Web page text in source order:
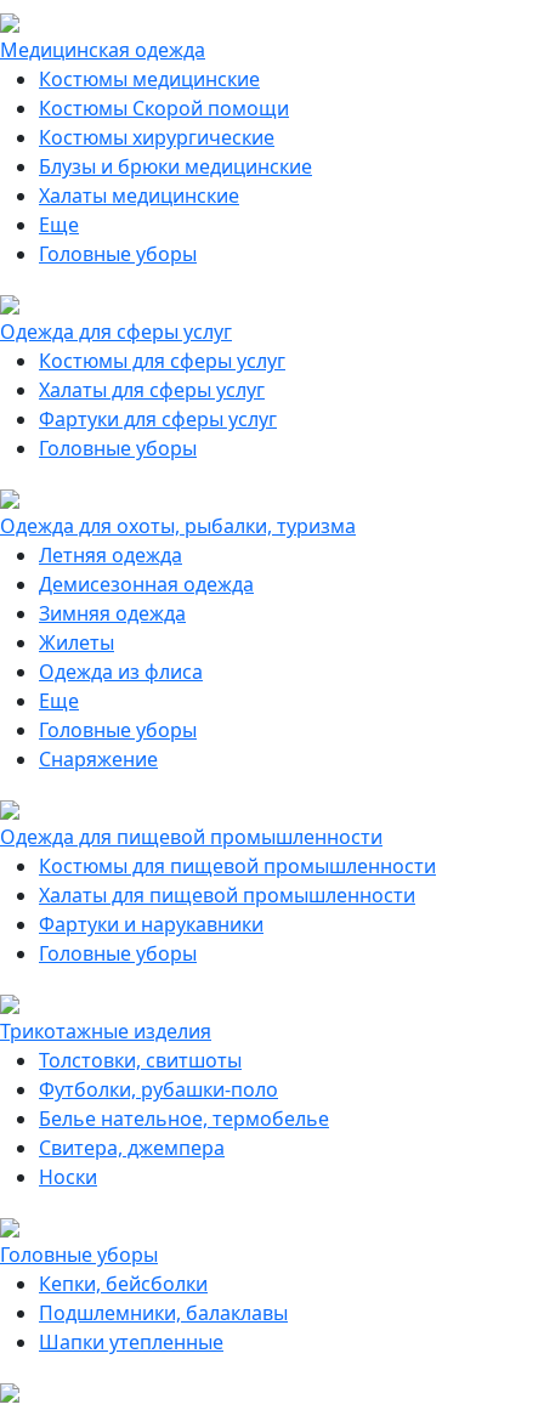
Медицинская одежда
Костюмы медицинские
Костюмы Скорой помощи
Костюмы хирургические
Блузы и брюки медицинские
Халаты медицинские
Еще
Головные уборы
Одежда для сферы услуг
Костюмы для сферы услуг
Халаты для сферы услуг
Фартуки для сферы услуг
Головные уборы
Одежда для охоты, рыбалки, туризма
Летняя одежда
Демисезонная одежда
Зимняя одежда
Жилеты
Одежда из флиса
Еще
Головные уборы
Снаряжение
Одежда для пищевой промышленности
Костюмы для пищевой промышленности
Халаты для пищевой промышленности
Фартуки и нарукавники
Головные уборы
Трикотажные изделия
Толстовки, свитшоты
Футболки, рубашки-поло
Белье нательное, термобелье
Свитера, джемпера
Носки
Головные уборы
Кепки, бейсболки
Подшлемники, балаклавы
Шапки утепленные